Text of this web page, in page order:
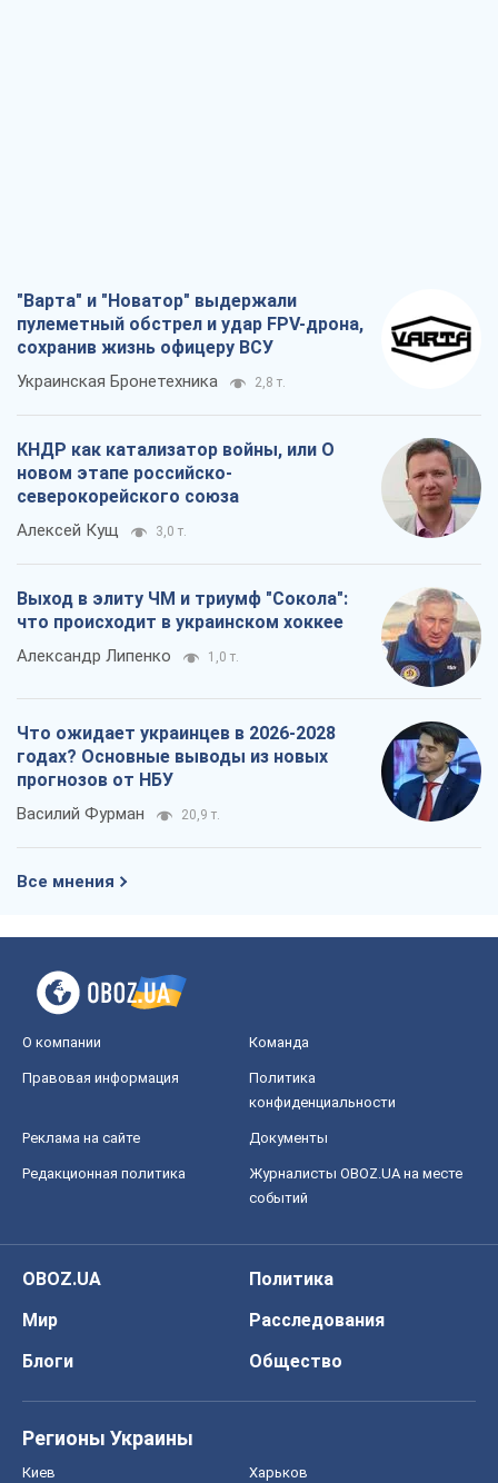
"Варта" и "Новатор" выдержали
пулеметный обстрел и удар FPV-дрона,
сохранив жизнь офицеру ВСУ
Украинская Бронетехника 2,8 т.
КНДР как катализатор войны, или О
новом этапе российско-
северокорейского союза
Алексей Кущ 3,0 т.
Выход в элиту ЧМ и триумф "Сокола":
что происходит в украинском хоккее
Александр Липенко 1,0 т.
Что ожидает украинцев в 2026-2028
годах? Основные выводы из новых
прогнозов от НБУ
Василий Фурман 20,9 т.
Все мнения
О компании Команда
Правовая информация
Политика
конфиденциальности
Реклама на сайте Документы
Редакционная политика
Журналисты OBOZ.UA на месте
событий
OBOZ.UA
Политика
Мир
Расследования
Блоги
Общество
Регионы Украины
Киев Харьков